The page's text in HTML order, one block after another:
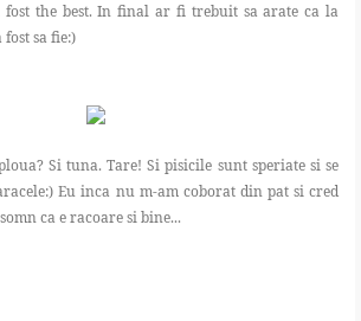
fost the best. In final ar fi trebuit sa arate ca la
sa fie:)
Si tuna. Tare! Si pisicile sunt speriate si se
Eu inca nu m-am coborat din pat si cred
ca e racoare si bine...